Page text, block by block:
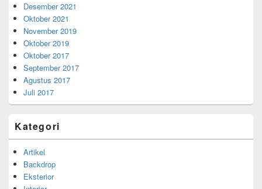
Desember 2021
Oktober 2021
November 2019
Oktober 2019
Oktober 2017
September 2017
Agustus 2017
Juli 2017
Kategori
Artikel
Backdrop
Eksterior